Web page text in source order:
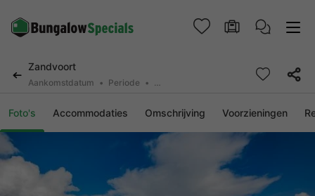
Zandvoort
Aankomstdatum Periode 2 personen, 0 huisdier
Foto's Accommodaties Omschrijving Voorzieningen